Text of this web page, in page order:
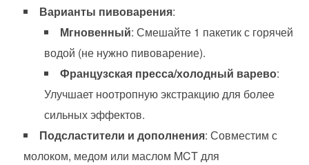
Варианты пивоварения:
Мгновенный: Смешайте 1 пакетик с горячей
водой (не нужно пивоварение).
Французская пресса/холодный варево:
Улучшает ноотропную экстракцию для более
сильных эффектов.
Подсластители и дополнения: Совместим с
молоком, медом или маслом MCT для